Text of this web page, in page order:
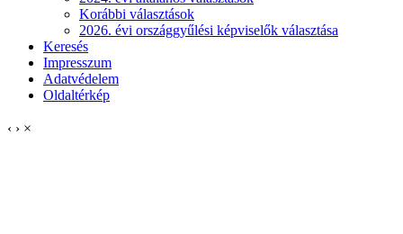
Korábbi választások
2026. évi országgyűlési képviselők választása
Keresés
Impresszum
Adatvédelem
Oldaltérkép
‹ › ×